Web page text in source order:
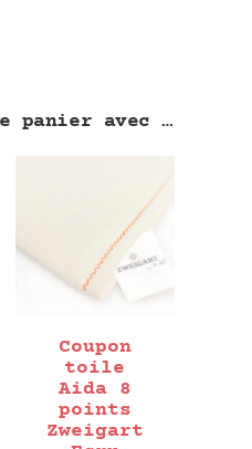
panier avec …
A
VARIATIONS.
PEUVENT
CHOISIES
Coupon
toile
Aida 8
points
Zweigart